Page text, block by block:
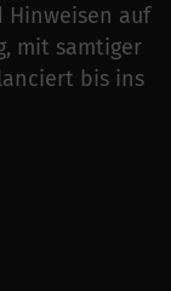
Hinweisen auf
mit samtiger
bis ins